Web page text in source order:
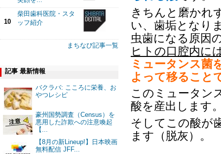
10
柴田歯科医院・スタ
ッフ紹介
まちなび記事一覧
記事 最新情報
バクラバ: こころに栄養、お
やつレシピ
豪州国勢調査（Census）を
悪用した詐欺への注意喚起
【...
【8月の新Lineup!】日本映画
無料配信 JFF...
きちんと磨かれ
い、歯垢となり
虫歯になる原因
ヒトの口腔内に
ミュータンス菌
よって移ること
このミュータン
酸を産出します
そしてこの酸が
ます（脱灰）。